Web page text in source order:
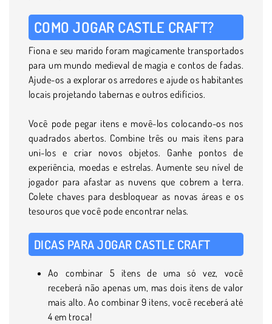
COMO JOGAR CASTLE CRAFT?
Fiona e seu marido foram magicamente transportados
para um mundo medieval de magia e contos de fadas.
Ajude-os a explorar os arredores e ajude os habitantes
locais projetando tabernas e outros edifícios.
Você pode pegar itens e movê-los colocando-os nos
quadrados abertos. Combine três ou mais itens para
uni-los e criar novos objetos. Ganhe pontos de
experiência, moedas e estrelas. Aumente seu nível de
jogador para afastar as nuvens que cobrem a terra.
Colete chaves para desbloquear as novas áreas e os
tesouros que você pode encontrar nelas.
DICAS PARA JOGAR CASTLE CRAFT
Ao combinar 5 itens de uma só vez, você
receberá não apenas um, mas dois itens de valor
mais alto. Ao combinar 9 itens, você receberá até
4 em troca!